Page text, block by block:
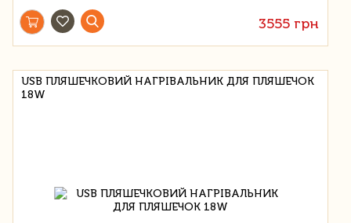
3555 грн
USB ПЛЯШЕЧКОВИЙ НАГРІВАЛЬНИК ДЛЯ ПЛЯШЕЧОК
18W